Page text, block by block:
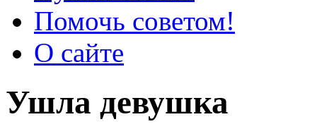
Помочь советом!
О сайте
Ушла девушка